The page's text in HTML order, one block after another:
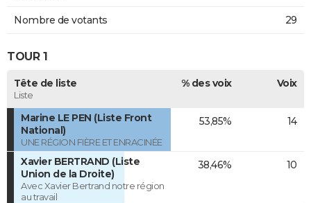
Nombre de votants 29
TOUR 1
Tête de liste
Liste
% des voix Voix
Marine LE PEN (Liste Front
National)
UNE RÉGION FIÈRE ET ENRACINÉE
53,85% 14
Xavier BERTRAND (Liste
Union de la Droite)
Avec Xavier Bertrand notre région
au travail
38,46% 10